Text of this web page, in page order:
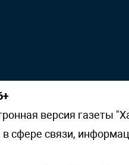
версия газеты
сфере связи,